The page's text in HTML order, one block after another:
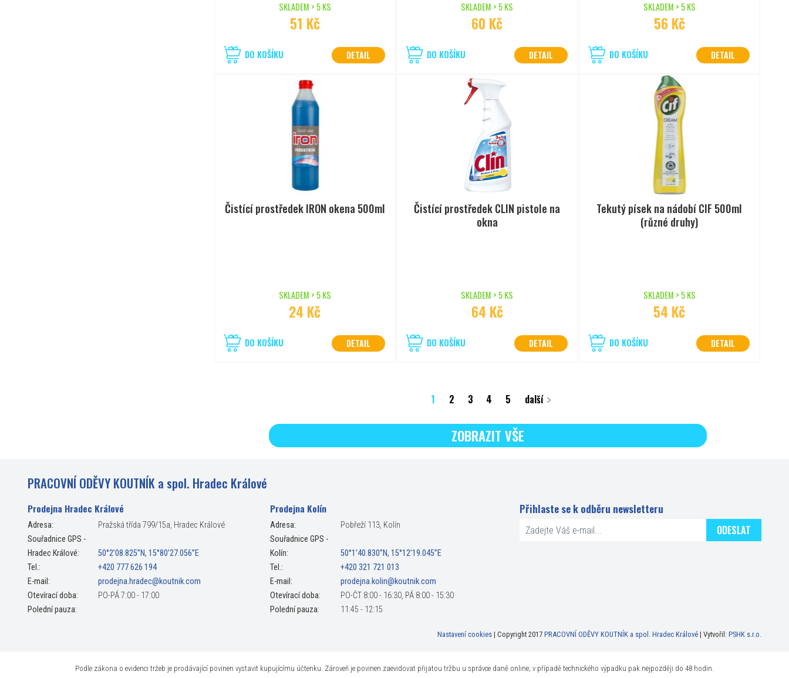
SKLADEM > 5 KS
51 Kč
DETAIL
DO KOŠÍKU
SKLADEM > 5 KS
60 Kč
DETAIL
DO KOŠÍKU
SKLADEM > 5 KS
56 Kč
DETAIL
DO KOŠÍKU
Čistící prostředek IRON okena 500ml
SKLADEM > 5 KS
24 Kč
DETAIL
DO KOŠÍKU
Čistící prostředek CLIN pistole na
okna
SKLADEM > 5 KS
64 Kč
DETAIL
DO KOŠÍKU
Tekutý písek na nádobí CIF 500ml
(různé druhy)
SKLADEM > 5 KS
54 Kč
DETAIL
DO KOŠÍKU
1 2 3 4 5 další
ZOBRAZIT VŠE
PRACOVNÍ ODĚVY KOUTNÍK a spol. Hradec Králové
Prodejna Hradec Králové
Adresa:
Pražská třída 799/15a, Hradec Králové
Souřadnice GPS -
Hradec Králové:
50°2’08.825”N, 15°80’27.056”E
Tel.:
+420 777 626 194
E-mail:
prodejna.hradec@koutnik.com
Otevírací doba:
PO-PÁ 7:00 - 17:00
Polední pauza:
Prodejna Kolín
Adresa:
Pobřeží 113, Kolín
Souřadnice GPS -
Kolín:
50°1’40.830”N, 15°12’19.045”E
Tel.:
+420 321 721 013
E-mail:
prodejna.kolin@koutnik.com
Otevírací doba:
PO-ČT 8:00 - 16:30, PÁ 8:00 - 15:30
Polední pauza:
11:45 - 12:15
Přihlaste se k odběru newsletteru
ODESLAT
Nastavení cookies | Copyright 2017 PRACOVNÍ ODĚVY KOUTNÍK a spol. Hradec Králové | Vytvořil: PSHK s.r.o.
Podle zákona o evidenci tržeb je prodávající povinen vystavit kupujícímu účtenku. Zároveň je povinen zaevidovat přijatou tržbu u správce daně online; v případě technického výpadku pak nejpozději do 48 hodin.